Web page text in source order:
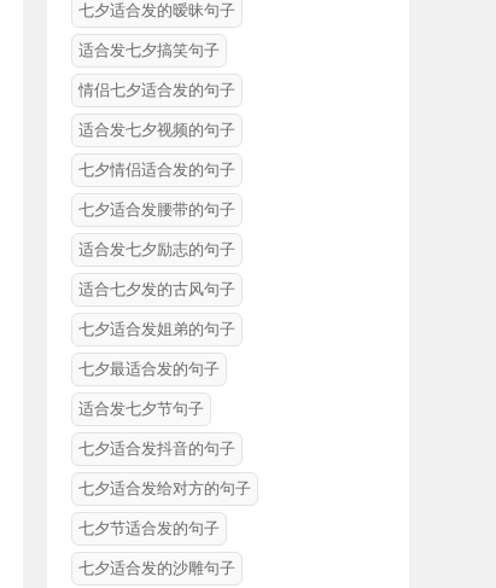
七夕适合发的暧昧句子
适合发七夕搞笑句子
情侣七夕适合发的句子
适合发七夕视频的句子
七夕情侣适合发的句子
七夕适合发腰带的句子
适合发七夕励志的句子
适合七夕发的古风句子
七夕适合发姐弟的句子
七夕最适合发的句子
适合发七夕节句子
七夕适合发抖音的句子
七夕适合发给对方的句子
七夕节适合发的句子
七夕适合发的沙雕句子